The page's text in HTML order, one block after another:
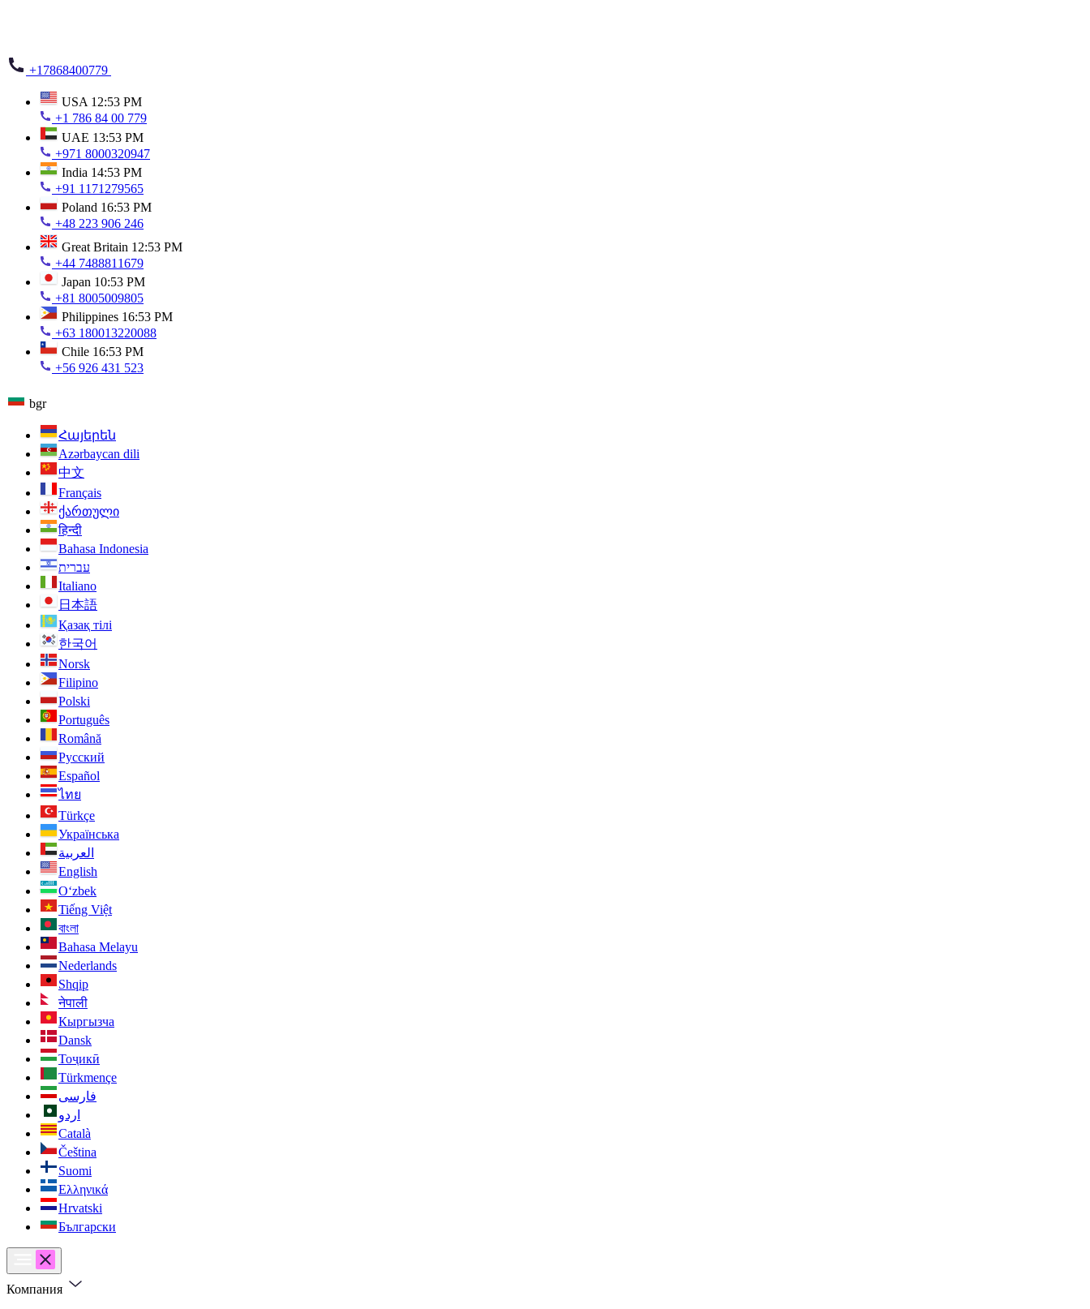
+17868400779
USA 12:53 PM
+1 786 84 00 779
UAE 13:53 PM
+971 8000320947
India 14:53 PM
+91 1171279565
Poland 16:53 PM
+48 223 906 246
Great Britain 12:53 PM
+44 7488811679
Japan 10:53 PM
+81 8005009805
Philippines 16:53 PM
+63 180013220088
Chile 16:53 PM
+56 926 431 523
bgr
Հայերեն
Azərbaycan dili
中文
Français
ქართული
हिन्दी
Bahasa Indonesia
עברית
Italiano
日本語
Қазақ тілі
한국어
Norsk
Filipino
Polski
Português
Română
Русский
Español
ไทย
Türkçe
Українська
العربية
English
O‘zbek
Tiếng Việt
বাংলা
Bahasa Melayu
Nederlands
Shqip
नेपाली
Кыргызча
Dansk
Тоҷикӣ
Türkmençe
فارسی
اردو
Català
Čeština
Suomi
Ελληνικά
Hrvatski
Български
Компания